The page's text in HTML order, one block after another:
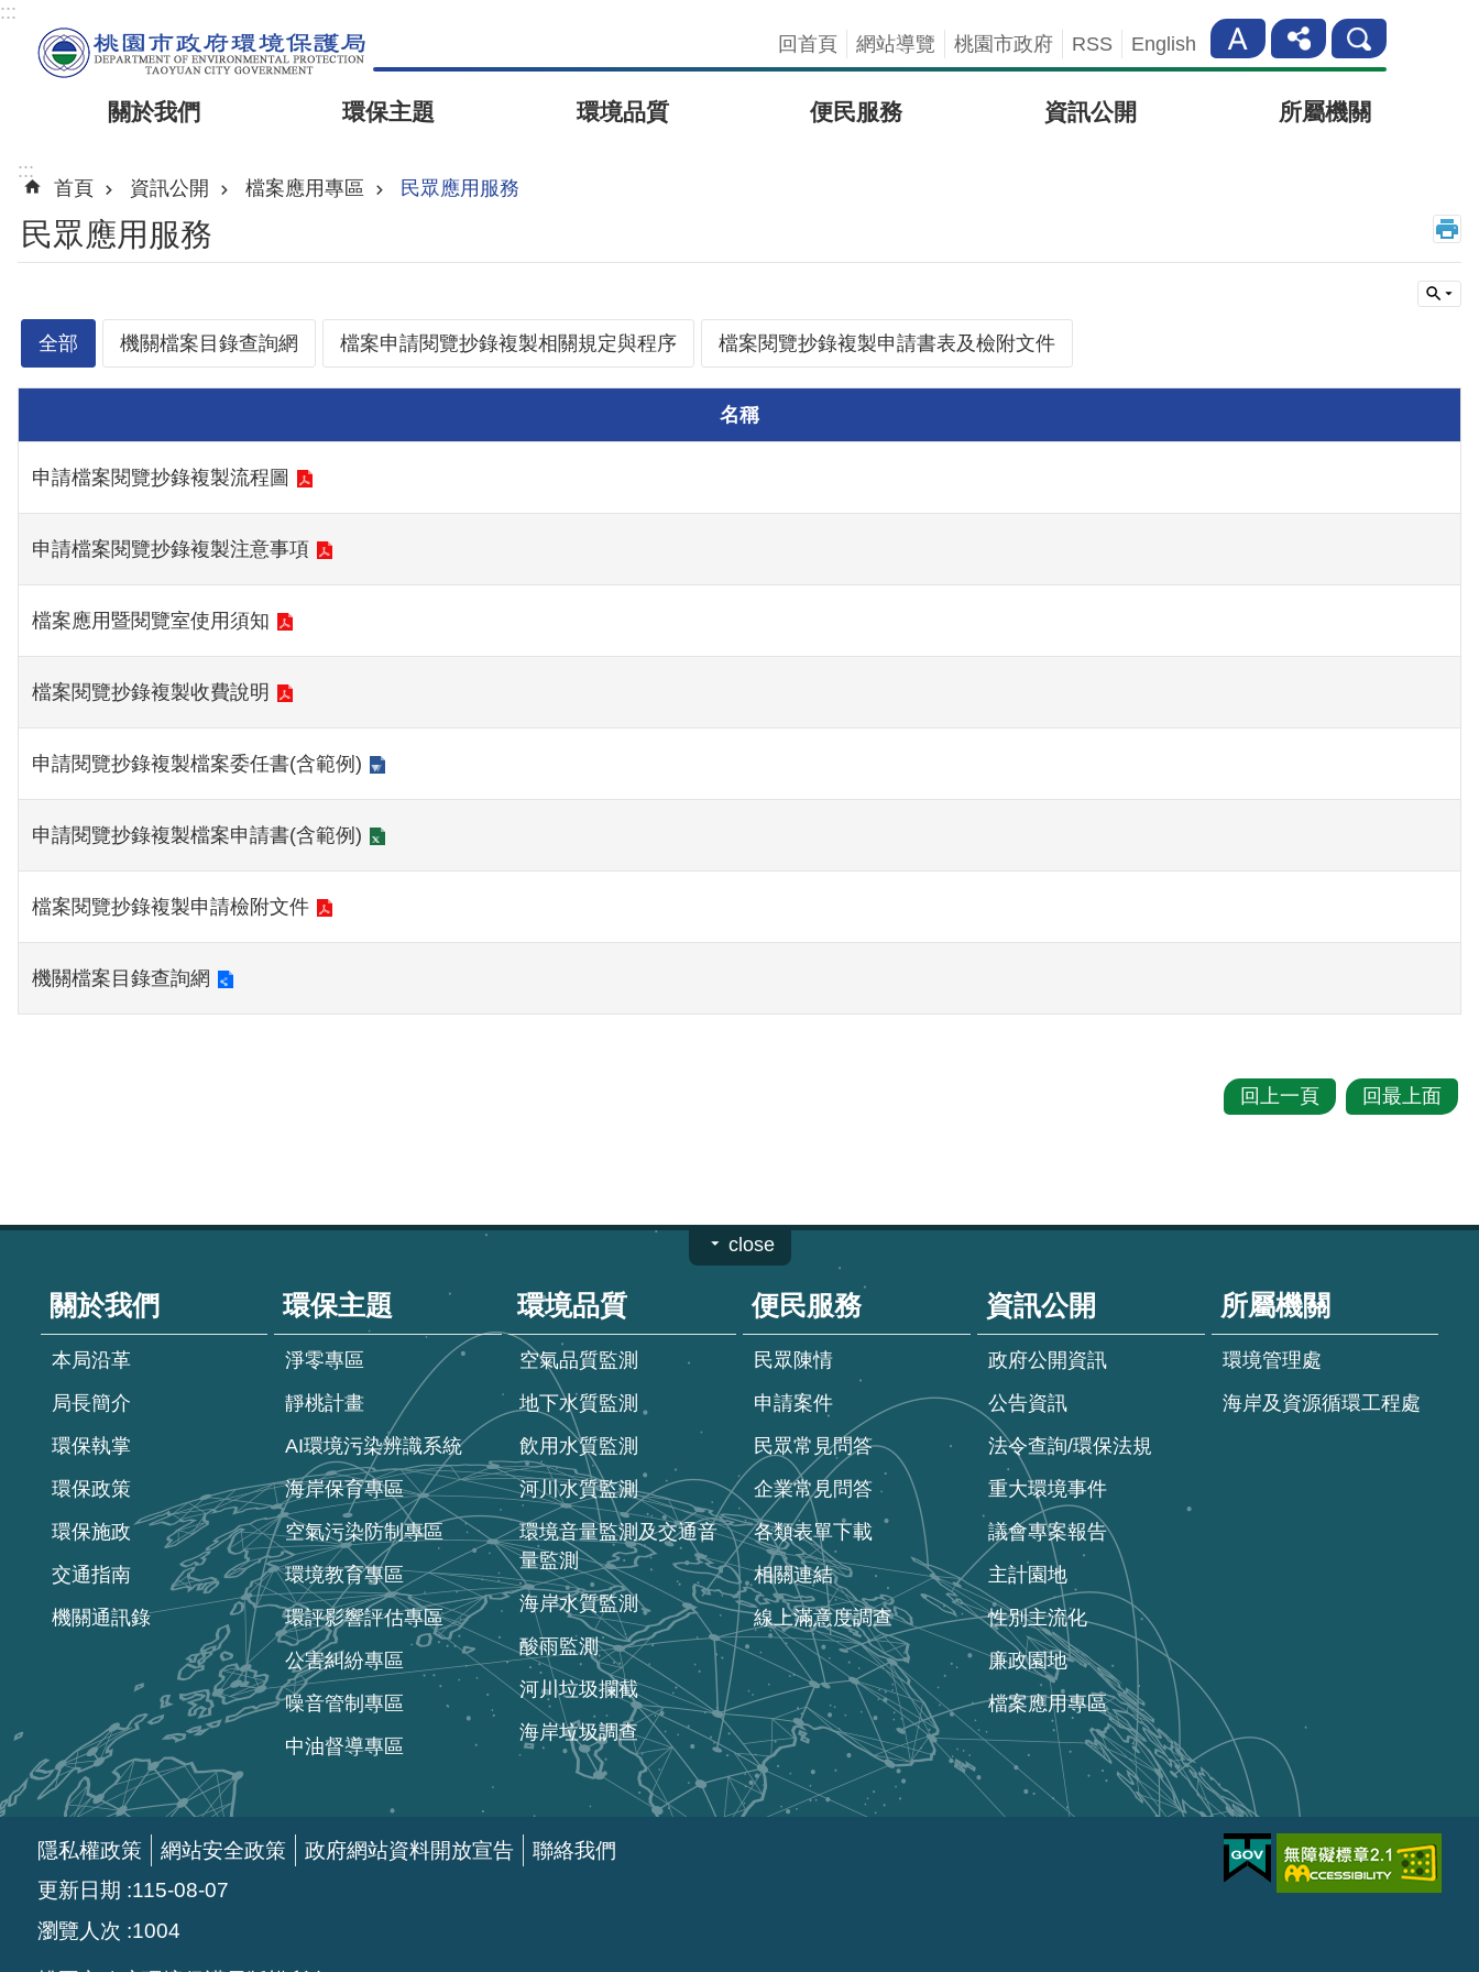
:::
回首頁
網站導覽 桃園市政府 RSS English
關於我們 環保主題 環境品質 便民服務 資訊公開 所屬機關
:::
首頁
資訊公開 檔案應用專區 民眾應用服務
民眾應用服務
全部 機關檔案目錄查詢網 檔案申請閱覽抄錄複製相關規定與程序 檔案閱覽抄錄複製申請書表及檢附文件
名稱
申請檔案閱覽抄錄複製流程圖
申請檔案閱覽抄錄複製注意事項
檔案應用暨閱覽室使用須知
檔案閱覽抄錄複製收費說明
申請閱覽抄錄複製檔案委任書(含範例)
申請閱覽抄錄複製檔案申請書(含範例)
檔案閱覽抄錄複製申請檢附文件
機關檔案目錄查詢網
回上一頁 回最上面
close
關於我們
本局沿革
局長簡介
環保執掌
環保政策
環保施政
交通指南
機關通訊錄
環保主題
淨零專區
靜桃計畫
AI環境污染辨識系統
海岸保育專區
空氣污染防制專區
環境教育專區
環評影響評估專區
公害糾紛專區
噪音管制專區
中油督導專區
環境品質
空氣品質監測
地下水質監測
飲用水質監測
河川水質監測
環境音量監測及交通音
量監測
海岸水質監測
酸雨監測
河川垃圾攔截
海岸垃圾調查
便民服務
民眾陳情
申請案件
民眾常見問答
企業常見問答
各類表單下載
相關連結
線上滿意度調查
資訊公開
政府公開資訊
公告資訊
法令查詢/環保法規
重大環境事件
議會專案報告
主計園地
性別主流化
廉政園地
檔案應用專區
所屬機關
環境管理處
海岸及資源循環工程處
隱私權政策 網站安全政策 政府網站資料開放宣告
聯絡我們
更新日期 115-08-07
瀏覽人次 1004